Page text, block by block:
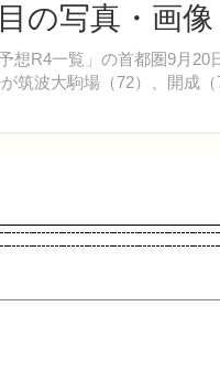
の写真・画像
R4一覧」の首都圏9月20
筑波大駒場（72）、開成